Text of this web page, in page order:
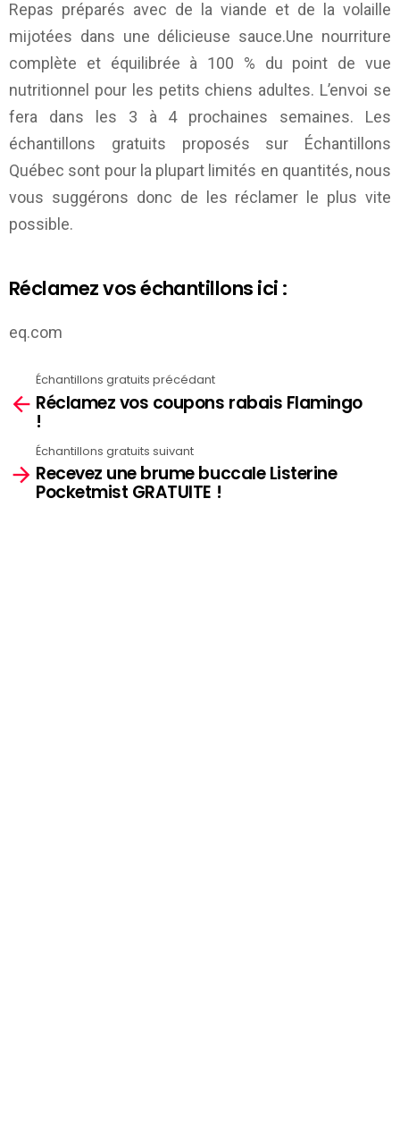
Repas préparés avec de la viande et de la volaille
mijotées dans une délicieuse sauce.Une nourriture
complète et équilibrée à 100 % du point de vue
nutritionnel pour les petits chiens adultes. L’envoi se
fera dans les 3 à 4 prochaines semaines. Les
échantillons gratuits proposés sur Échantillons
Québec sont pour la plupart limités en quantités, nous
vous suggérons donc de les réclamer le plus vite
possible.
Réclamez vos échantillons ici :
eq.com
more
Échantillons gratuits précédant
Réclamez vos coupons rabais Flamingo
!
Échantillons gratuits suivant
Recevez une brume buccale Listerine
Pocketmist GRATUITE !